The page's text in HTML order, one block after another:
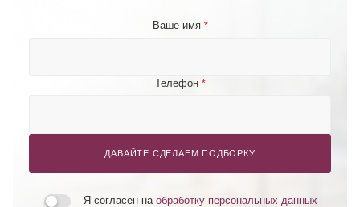
Ваше имя *
Телефон *
ДАВАЙТЕ СДЕЛАЕМ ПОДБОРКУ
Я согласен на обработку персональных данных